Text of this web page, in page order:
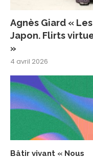
Agnès Giard «
Japon. Flirts
»
4 avril 2026
Bâtir vivant « Nous